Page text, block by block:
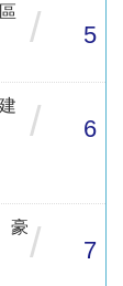
/ 5
/ 6
豪/ 7